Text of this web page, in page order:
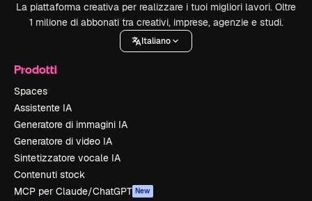
La piattaforma creativa per realizzare i tuoi migliori lavori. Oltre
1 milione di abbonati tra creativi, imprese, agenzie e studi.
Italiano
Prodotti
Spaces
Assistente IA
Generatore di immagini IA
Generatore di video IA
Sintetizzatore vocale IA
Contenuti stock
MCP per Claude/ChatGPT New